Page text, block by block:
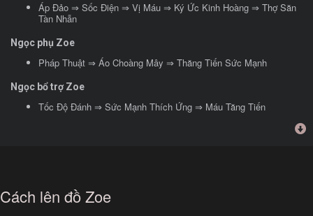
Áp Đảo ⇒ Sốc Điện ⇒ Vị Máu ⇒ Ký Ức Kinh Hoàng ⇒ Thợ Săn
Tàn Nhẫn
Ngọc phụ Zoe
Pháp Thuật ⇒ Áo Choàng Mây ⇒ Thăng Tiến Sức Mạnh
Ngọc bổ trợ Zoe
Tốc Độ Đánh ⇒ Sức Mạnh Thích Ứng ⇒ Máu Tăng Tiến
Cách lên đồ Zoe